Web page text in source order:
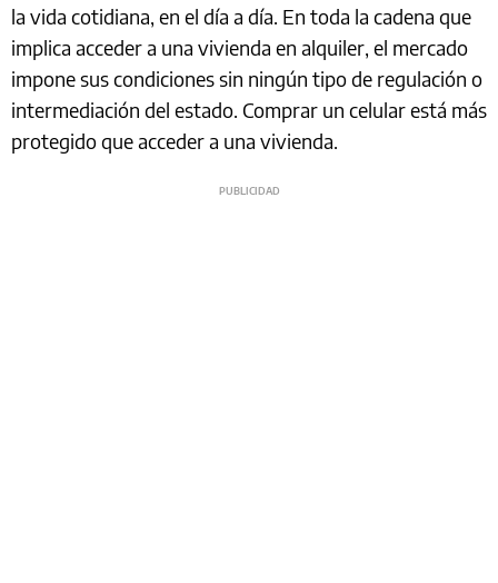
la vida cotidiana, en el día a día. En toda la cadena que
implica acceder a una vivienda en alquiler, el mercado
impone sus condiciones sin ningún tipo de regulación o
intermediación del estado. Comprar un celular está más
protegido que acceder a una vivienda.